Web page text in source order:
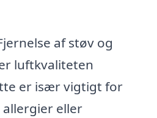
af støv og
luftkvaliteten
er især vigtigt for
eller